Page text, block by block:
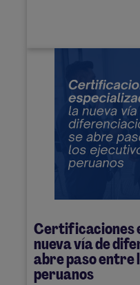
Certificaciones
nueva vía de
abre paso entre
peruanos